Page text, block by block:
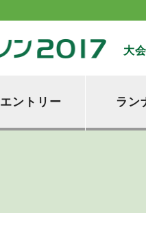
大
エントリー ラン